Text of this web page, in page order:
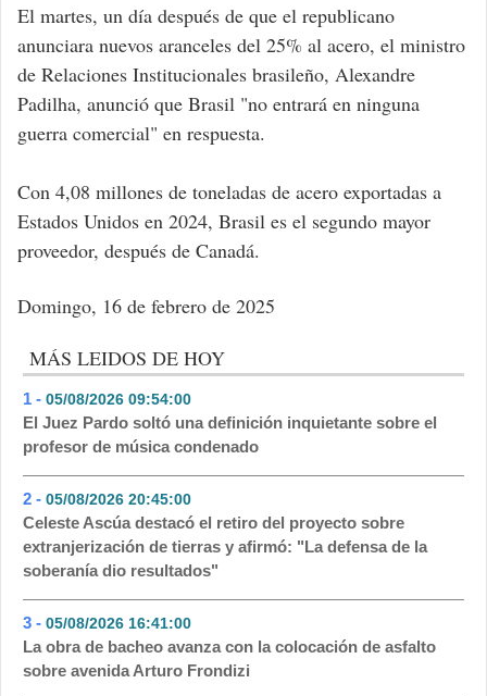
El martes, un día después de que el republicano
anunciara nuevos aranceles del 25% al acero, el ministro
de Relaciones Institucionales brasileño, Alexandre
Padilha, anunció que Brasil "no entrará en ninguna
guerra comercial" en respuesta.
Con 4,08 millones de toneladas de acero exportadas a
Estados Unidos en 2024, Brasil es el segundo mayor
proveedor, después de Canadá.
Domingo, 16 de febrero de 2025
MÁS LEIDOS DE HOY
1 - 05/08/2026 09:54:00
El Juez Pardo soltó una definición inquietante sobre el
profesor de música condenado
2 - 05/08/2026 20:45:00
Celeste Ascúa destacó el retiro del proyecto sobre
extranjerización de tierras y afirmó: "La defensa de la
soberanía dio resultados"
3 - 05/08/2026 16:41:00
La obra de bacheo avanza con la colocación de asfalto
sobre avenida Arturo Frondizi